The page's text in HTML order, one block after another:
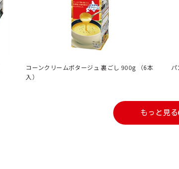
コーンクリームポタージュ 裏ごし 900g （6本
入）
もっと見る